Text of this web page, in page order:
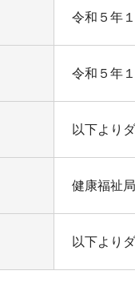
令和５年
令和５年
以下より
健康福祉
以下より